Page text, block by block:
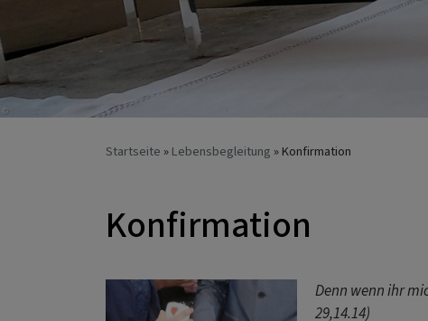
Startseite Lebensbegleitung Konfirmation
Konfirmation
Denn wenn ihr
29,14.14)